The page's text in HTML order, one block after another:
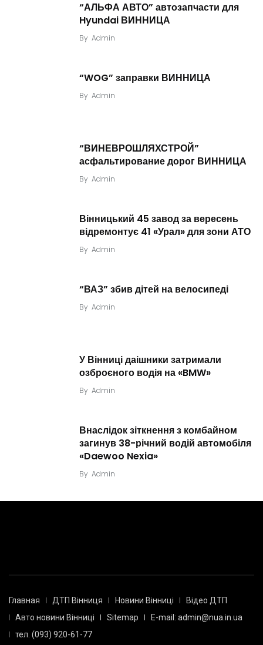
“АЛЬФА АВТО” автозапчасти для
Hyundai ВИННИЦА
By Admin
“WOG” заправки ВИННИЦА
By Admin
“ВИНЕВРОШЛЯХСТРОЙ”
асфальтирование дорог ВИННИЦА
By Admin
Вінницький 45 завод за вересень
відремонтує 41 «Урал» для зони АТО
By Admin
“ВАЗ” збив дітей на велосипеді
By Admin
У Вінниці даішники затримали
озброєного водія на «BMW»
By Admin
Внаслідок зіткнення з комбайном
загинув 38-річний водій автомобіля
«Daewoo Nexia»
By Admin
Главная ДТП Вінниця Новини Вінниці
Відео ДТП
Авто новини Вінниці
Sitemap
E-mail: admin@nua.in.ua
тел. (093) 920-61-77